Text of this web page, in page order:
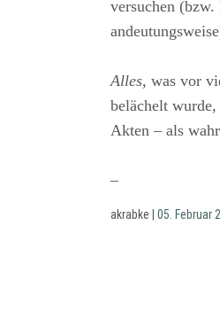
versuchen
Alles, was vor
belächelt
Akten – als
–
akrabke | 05. Februar